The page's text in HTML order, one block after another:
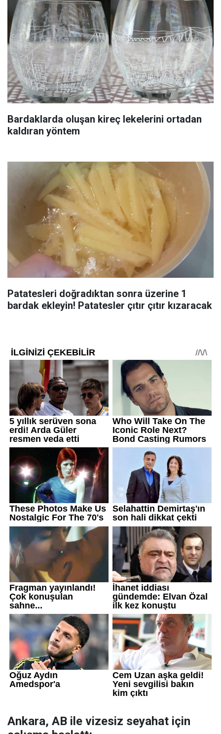
Bardaklarda oluşan kireç lekelerini ortadan
kaldıran yöntem
Patatesleri doğradıktan sonra üzerine 1
bardak ekleyin! Patatesler çıtır çıtır kızaracak
Ankara, AB ile vizesiz seyahat için